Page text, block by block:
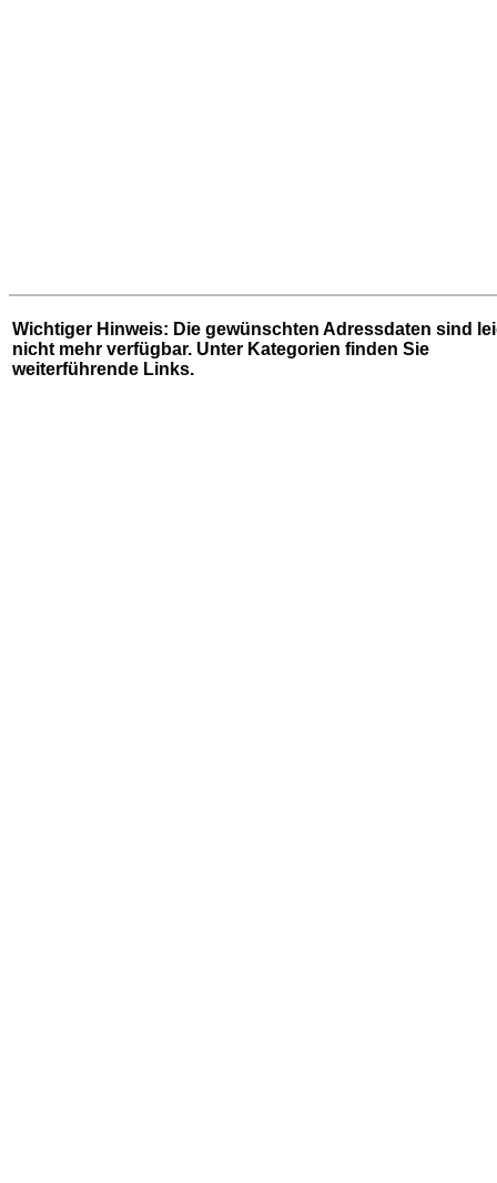
Wichtiger Hinweis: Die gewünschten Adressdaten sind
nicht mehr verfügbar. Unter Kategorien finden Sie
weiterführende Links.